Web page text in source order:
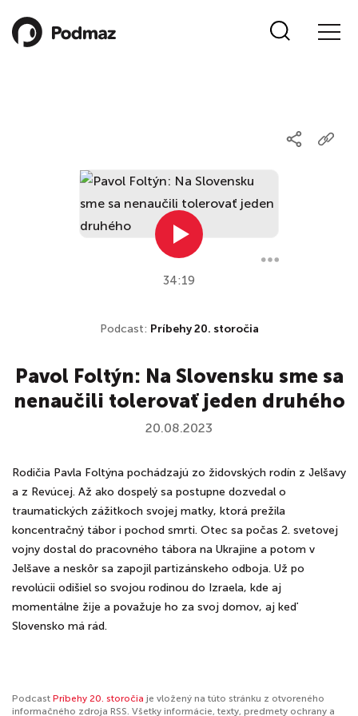
34:19
Podcast: Príbehy 20. storočia
Pavol Foltýn: Na Slovensku sme sa
nenaučili tolerovať jeden druhého
20.08.2023
Rodičia Pavla Foltýna pochádzajú zo židovských rodín z Jelšavy
a z Revúcej. Až ako dospelý sa postupne dozvedal o
traumatických zážitkoch svojej matky, ktorá prežila
koncentračný tábor i pochod smrti. Otec sa počas 2. svetovej
vojny dostal do pracovného tábora na Ukrajine a potom v
Jelšave a neskôr sa zapojil partizánskeho odboja. Už po
revolúcii odišiel so svojou rodinou do Izraela, kde aj
momentálne žije a považuje ho za svoj domov, aj keď
Slovensko má rád.
Podcast Príbehy 20. storočia je vložený na túto stránku z otvoreného
informačného zdroja RSS. Všetky informácie, texty, predmety ochrany a